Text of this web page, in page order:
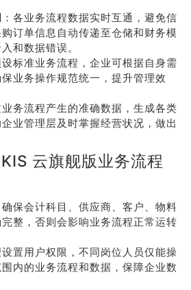
：各业务流程数据实时互通，避免信
订单信息自动传递至仓储和财务模
和数据错误。
设标准业务流程，企业可根据自身需
业务操作规范统一，提升管理效
业务流程产生的准确数据，生成各类
业管理层及时掌握经营状况，做出
云旗舰版业务流程
确保会计科目、供应商、客户、物料
整，否则会影响业务流程正常运转
设置用户权限，不同岗位人员仅能操
内的业务流程和数据，保障企业数